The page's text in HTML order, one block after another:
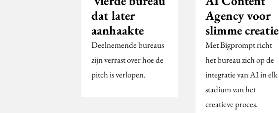
dat later
aanhaakte
Deelnemende bureaus
zijn verrast over hoe de
pitch is verlopen.
Agency voor
slimme creatie
Met Bigprompt richt
het bureau zich op de
integratie van AI in elk
stadium van het
creatieve proces.